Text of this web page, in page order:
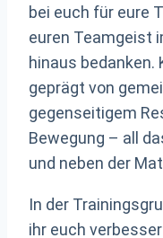
bei euch für eure
euren Teamgeist
hinaus bedanken.
geprägt von
gegenseitigem
Bewegung – all
und neben der
In der
ihr euch